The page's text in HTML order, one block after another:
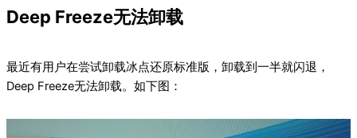
Deep Freeze无法卸载
最近有用户在尝试卸载冰点还原标准版，卸载到一半就闪退，
Deep Freeze无法卸载。如下图：